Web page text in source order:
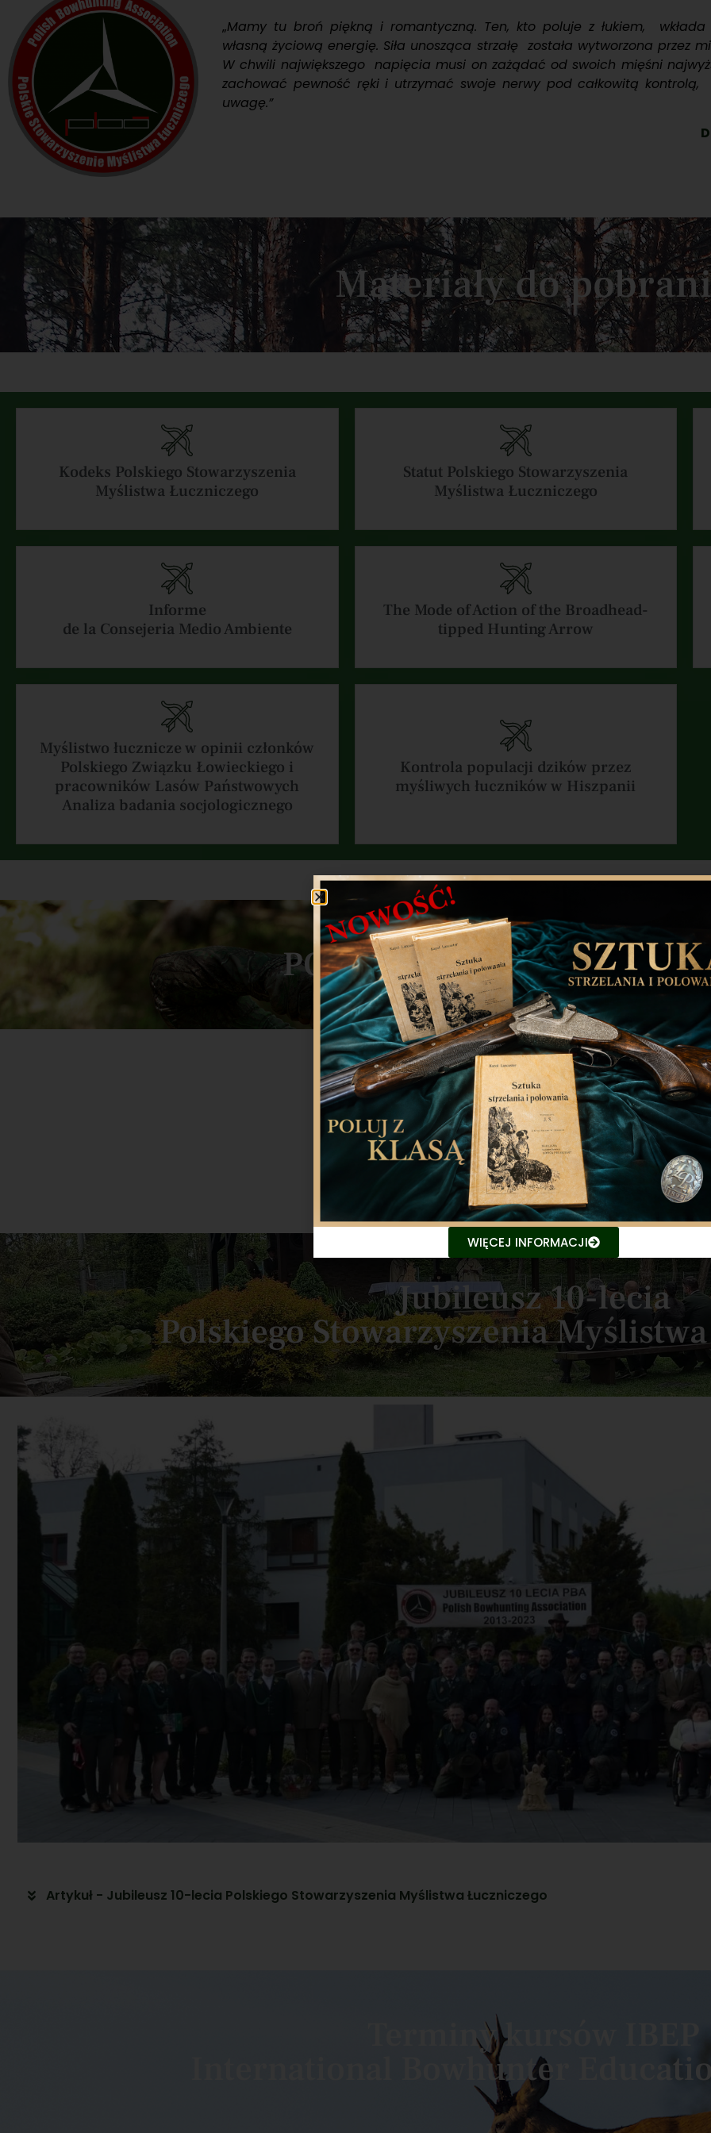
„Mamy tu broń piękną i romantyczną. Ten, kto poluje z łukiem, wkłada
własną życiową energię. Siła unosząca strzałę została wytworzona przez
W chwili największego napięcia musi on zażądać od swoich mięśni
zachować pewność ręki i utrzymać swoje nerwy pod całkowitą kontrolą,
uwagę.”
Materiały do
Kodeks Polskiego Stowarzyszenia
Myślistwa Łuczniczego
Statut Polskiego Stowarzyszenia
Myślistwa Łuczniczego
Informe
de la Consejeria Medio Ambiente
The Mode of Action of the Broadhead-
tipped Hunting Arrow
Myślistwo łucznicze w opinii członków
Polskiego Związku Łowieckiego i
pracowników Lasów Państwowych
Analiza badania socjologicznego
Kontrola populacji dzików przez
myśliwych łuczników w Hiszpanii
POZNAJ ŚWIAT
Nowa strona www Polskiego Stowarzyszenia Myślistwa Łuczniczego.
Zapraszamy do odwiedzenia strony:
https://bowhunter.pl/
POZNAJ ŚWIAT
Dołącz do myśliwych łuczników
Jubileusz 10-lecia
Polskiego Stowarzyszenia
Artykuł - Jubileusz 10-lecia Polskiego Stowarzyszenia Myślistwa Łuczniczego
Terminy kursów IBEP
International Bowhunter
WIĘCEJ INFORMACJI